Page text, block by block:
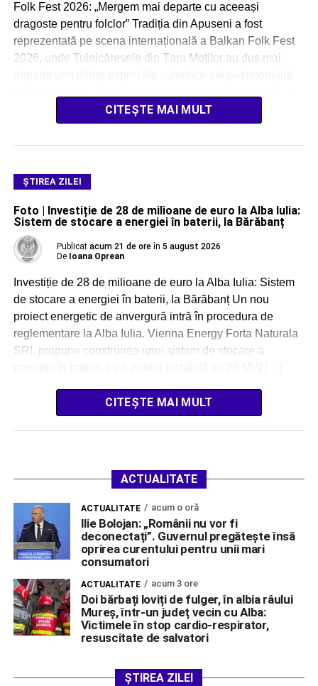
Folk Fest 2026: „Mergem mai departe cu aceeași
dragoste pentru folclor” Tradiția din Apuseni a fost
reprezentată pe scena internațională a Balkan Folk Fest
2026, unde Tulnicăresele din Țara Moților au dus mai
CITEȘTE MAI MULT
ŞTIREA ZILEI
Foto | Investiție de 28 de milioane de euro la Alba Iulia:
Sistem de stocare a energiei în baterii, la Bărăbanț
Publicat acum 21 de ore în 5 august 2026
De Ioana Oprean
Investiție de 28 de milioane de euro la Alba Iulia: Sistem
de stocare a energiei în baterii, la Bărăbanț Un nou
proiect energetic de anvergură intră în procedura de
reglementare la Alba Iulia. Vienna Energy Forta Naturala
SRL propune construirea unui sistem de stocare a
CITEȘTE MAI MULT
ACTUALITATE
ACTUALITATE acum o oră
Ilie Bolojan: „Românii nu vor fi
deconectați”. Guvernul pregătește însă
oprirea curentului pentru unii mari
consumatori
ACTUALITATE acum 3 ore
Doi bărbați loviți de fulger, în albia râului
Mureș, într-un județ vecin cu Alba:
Victimele în stop cardio-respirator,
resuscitate de salvatori
ȘTIREA ZILEI